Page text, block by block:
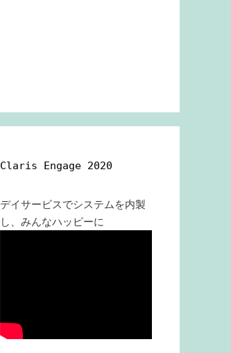
Claris Engage 2020
デイサービスでシステムを内製
し、みんなハッピーに